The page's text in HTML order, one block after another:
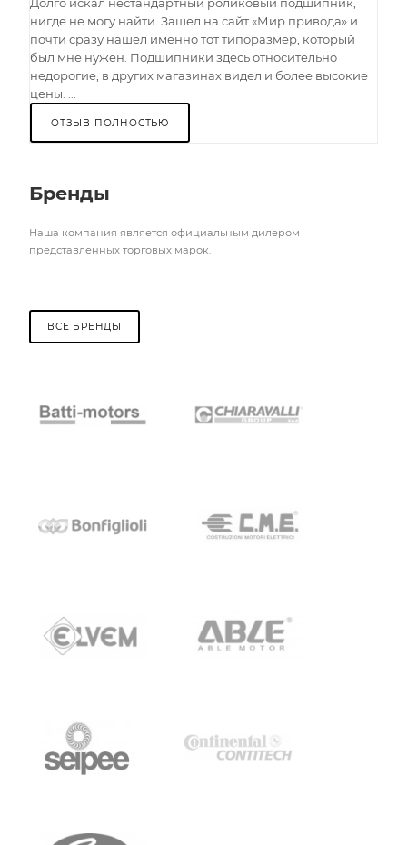
нигде не могу найти. Зашел на сайт «Мир привода» и
почти сразу нашел именно тот типоразмер, который
был мне нужен. Подшипники здесь относительно
недорогие, в других магазинах видел и более высокие
цены. ...
ОТЗЫВ ПОЛНОСТЬЮ
Бренды
Наша компания является официальным дилером
представленных торговых марок.
ВСЕ БРЕНДЫ